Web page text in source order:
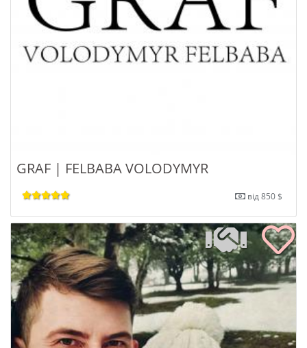
GRAF | FELBABA VOLODYMYR
від 850 $